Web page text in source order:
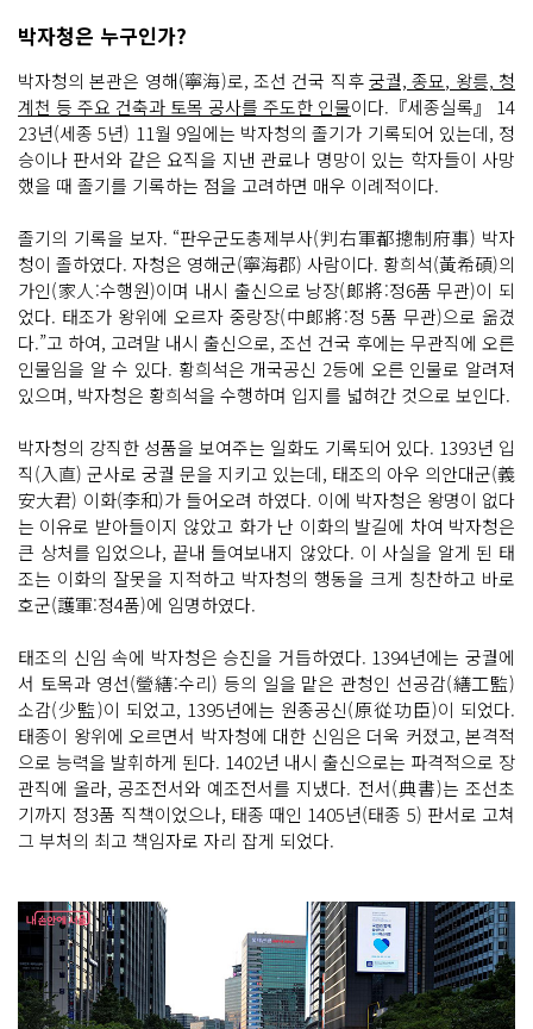
박자청은 누구인가?
박자청의 본관은 영해(寧海)로, 조선 건국 직후궁궐, 종묘, 왕릉, 청
계천 등 주요 건축과 토목 공사를 주도한 인물이다.『세종실록』 14
23년(세종 5년) 11월 9일에는 박자청의 졸기가 기록되어 있는데, 정
승이나 판서와 같은 요직을 지낸 관료나 명망이 있는 학자들이 사망
했을 때 졸기를 기록하는 점을 고려하면 매우 이례적이다.
졸기의 기록을 보자. “판우군도총제부사(判右軍都摠制府事) 박자
청이 졸하였다. 자청은 영해군(寧海郡) 사람이다. 황희석(黃希碩)의
가인(家人:수행원)이며 내시 출신으로 낭장(郞將:정6품 무관)이 되
었다. 태조가 왕위에 오르자 중랑장(中郞將:정 5품 무관)으로 옮겼
다.”고 하여, 고려말 내시 출신으로, 조선 건국 후에는 무관직에 오른
인물임을 알 수 있다. 황희석은 개국공신 2등에 오른 인물로 알려져
있으며, 박자청은 황희석을 수행하며 입지를 넓혀간 것으로 보인다.
박자청의 강직한 성품을 보여주는 일화도 기록되어 있다. 1393년 입
직(入直) 군사로 궁궐 문을 지키고 있는데, 태조의 아우 의안대군(義
安大君) 이화(李和)가 들어오려 하였다. 이에 박자청은 왕명이 없다
는 이유로 받아들이지 않았고 화가 난 이화의 발길에 차여 박자청은
큰 상처를 입었으나, 끝내 들여보내지 않았다. 이 사실을 알게 된 태
조는 이화의 잘못을 지적하고 박자청의 행동을 크게 칭찬하고 바로
호군(護軍:정4품)에 임명하였다.
태조의 신임 속에 박자청은 승진을 거듭하였다. 1394년에는 궁궐에
서 토목과 영선(營繕:수리) 등의 일을 맡은 관청인 선공감(繕工監)
소감(少監)이 되었고, 1395년에는 원종공신(原從功臣)이 되었다.
태종이 왕위에 오르면서 박자청에 대한 신임은 더욱 커졌고, 본격적
으로 능력을 발휘하게 된다. 1402년 내시 출신으로는 파격적으로 장
관직에 올라, 공조전서와 예조전서를 지냈다. 전서(典書)는 조선초
기까지 정3품 직책이었으나, 태종 때인 1405년(태종 5) 판서로 고쳐
그 부처의 최고 책임자로 자리 잡게 되었다.